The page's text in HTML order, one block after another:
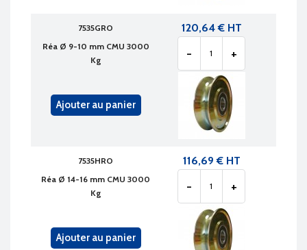
7535GRO
Réa Ø 9-10 mm CMU 3000
Kg
120,64 € HT
- +
Ajouter au panier
7535HRO
Réa Ø 14-16 mm CMU 3000
Kg
116,69 € HT
- +
Ajouter au panier